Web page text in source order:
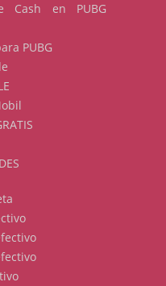
Cash en PUBG
PUBG